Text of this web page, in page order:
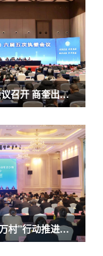
市工商联六届五次执委会议召开 商奎出席并讲话
重庆市2025年度“万企兴万村”行动推进会暨农业民营企业50强发布会召开 商奎出席并讲话